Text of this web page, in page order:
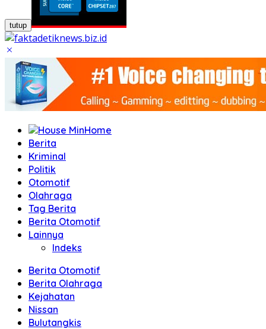
tutup
Home
Berita
Kriminal
Politik
Otomotif
Olahraga
Tag Berita
Berita Otomotif
Lainnya
Indeks
Berita Otomotif
Berita Olahraga
Kejahatan
Nissan
Bulutangkis